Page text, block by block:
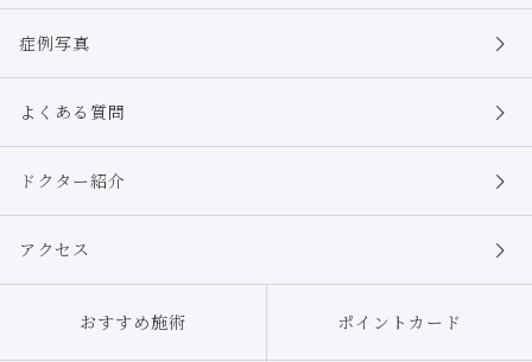
症例写真
よくある質問
ドクター紹介
アクセス
おすすめ施術 ポイントカード